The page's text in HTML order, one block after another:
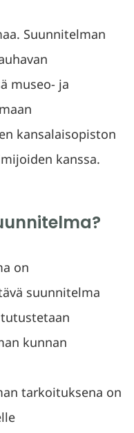
Suunnitelman
museo- ja
kansalaisopiston
kanssa.
on
suunnitelma
kunnan
tarkoituksena on